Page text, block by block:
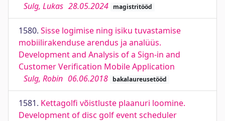
Sulg, Lukas 28.05.2024 magistritööd
1580. Sisse logimise ning isiku tuvastamise
mobiilirakenduse arendus ja analüüs.
Development and Analysis of a Sign-in and
Customer Verification Mobile Application
Sulg, Robin 06.06.2018 bakalaureusetööd
1581. Kettagolfi võistluste plaanuri loomine.
Development of disc golf event scheduler